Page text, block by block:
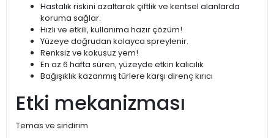
Hastalık riskini azaltarak çiftlik ve kentsel alanlarda
koruma sağlar.
Hızlı ve etkili, kullanıma hazır çözüm!
Yüzeye doğrudan kolayca spreylenir.
Renksiz ve kokusuz yem!
En az 6 hafta süren, yüzeyde etkin kalıcılık
Bağışıklık kazanmış türlere karşı direnç kırıcı
Etki mekanizması
Temas ve sindirim